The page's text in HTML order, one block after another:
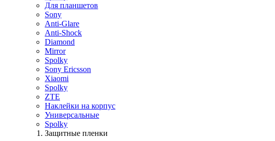
Для планшетов
Sony
Anti-Glare
Anti-Shock
Diamond
Mirror
Spolky
Sony Ericsson
Xiaomi
Spolky
ZTE
Наклейки на корпус
Универсальные
Spolky
Защитные пленки